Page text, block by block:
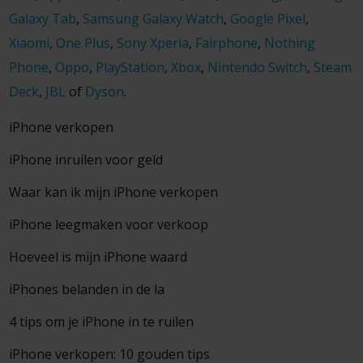
Galaxy Tab, Samsung Galaxy Watch, Google Pixel,
Xiaomi, One Plus, Sony Xperia, Fairphone, Nothing
Phone, Oppo, PlayStation, Xbox, Nintendo Switch, Steam
Deck, JBL of Dyson.
iPhone verkopen
iPhone inruilen voor geld
Waar kan ik mijn iPhone verkopen
iPhone leegmaken voor verkoop
Hoeveel is mijn iPhone waard
iPhones belanden in de la
4 tips om je iPhone in te ruilen
iPhone verkopen: 10 gouden tips